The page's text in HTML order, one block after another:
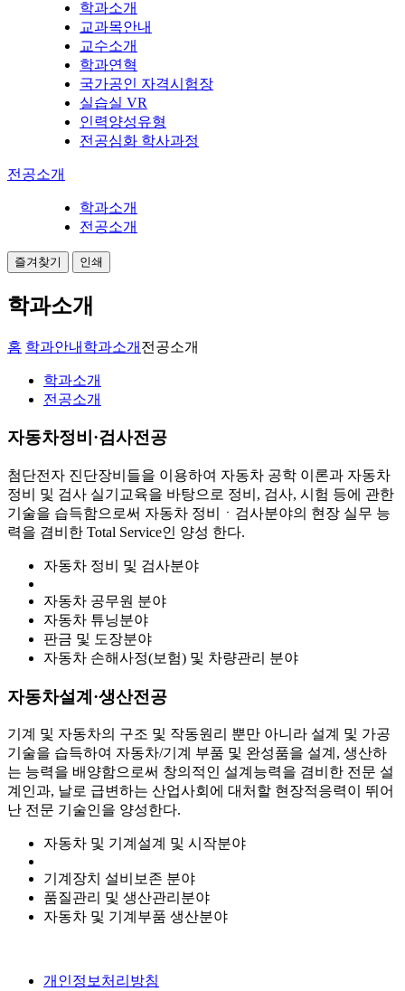
학과소개
교과목안내
교수소개
학과연혁
국가공인 자격시험장
실습실 VR
인력양성유형
전공심화 학사과정
전공소개
학과소개
전공소개
즐겨찾기 인쇄
학과소개
홈 학과안내 학과소개 전공소개
학과소개
전공소개
자동차정비·검사전공
첨단전자 진단장비들을 이용하여 자동차 공학 이론과 자동차
정비 및 검사 실기교육을 바탕으로 정비, 검사, 시험 등에 관한
기술을 습득함으로써 자동차 정비ㆍ검사분야의 현장 실무 능
력을 겸비한 Total Service인 양성 한다.
자동차 정비 및 검사분야
자동차 공무원 분야
자동차 튜닝분야
판금 및 도장분야
자동차 손해사정(보험) 및 차량관리 분야
자동차설계·생산전공
기계 및 자동차의 구조 및 작동원리 뿐만 아니라 설계 및 가공
기술을 습득하여 자동차/기계 부품 및 완성품을 설계, 생산하
는 능력을 배양함으로써 창의적인 설계능력을 겸비한 전문 설
계인과, 날로 급변하는 산업사회에 대처할 현장적응력이 뛰어
난 전문 기술인을 양성한다.
자동차 및 기계설계 및 시작분야
기계장치 설비보존 분야
품질관리 및 생산관리분야
자동차 및 기계부품 생산분야
개인정보처리방침